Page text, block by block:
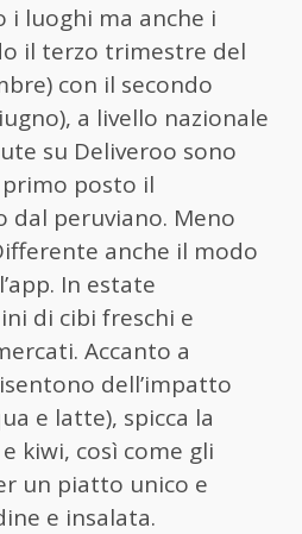
i luoghi ma anche i
il terzo trimestre del
con il secondo
a livello nazionale
su Deliveroo sono
posto il
dal peruviano. Meno
anche il modo
In estate
di cibi freschi e
Accanto a
dell’impatto
e latte), spicca la
kiwi, così come gli
un piatto unico e
e insalata.